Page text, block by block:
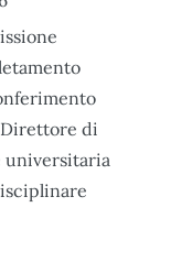
di
universitaria